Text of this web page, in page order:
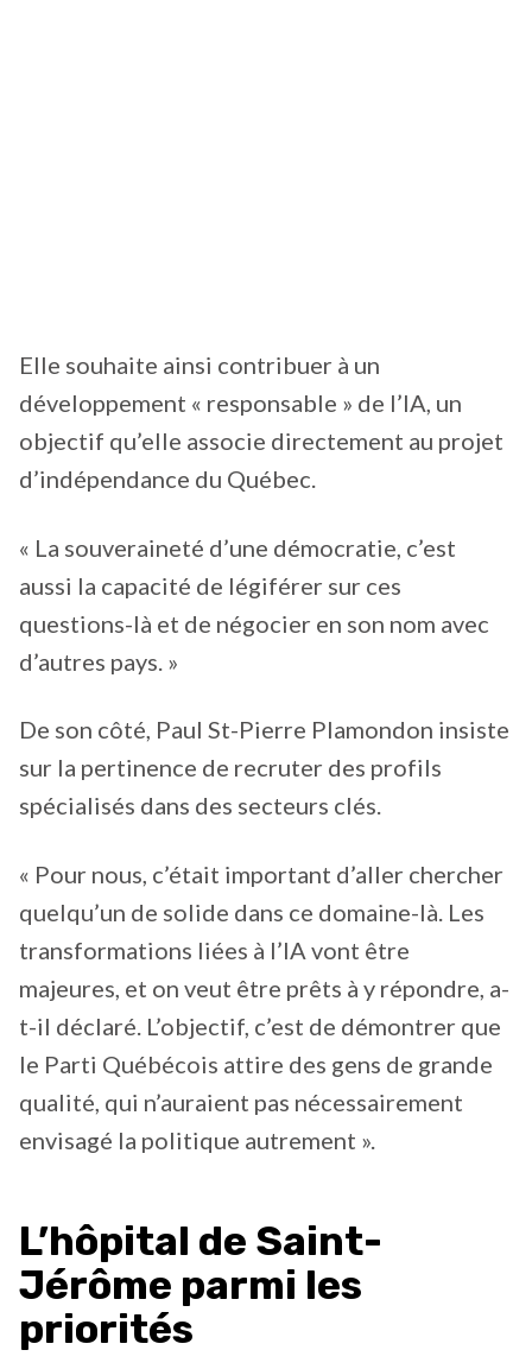
Elle souhaite ainsi contribuer à un
développement « responsable » de l’IA, un
objectif qu’elle associe directement au projet
d’indépendance du Québec.
« La souveraineté d’une démocratie, c’est
aussi la capacité de légiférer sur ces
questions-là et de négocier en son nom avec
d’autres pays. »
De son côté, Paul St-Pierre Plamondon insiste
sur la pertinence de recruter des profils
spécialisés dans des secteurs clés.
« Pour nous, c’était important d’aller chercher
quelqu’un de solide dans ce domaine-là. Les
transformations liées à l’IA vont être
majeures, et on veut être prêts à y répondre, a-
t-il déclaré. L’objectif, c’est de démontrer que
le Parti Québécois attire des gens de grande
qualité, qui n’auraient pas nécessairement
envisagé la politique autrement ».
L’hôpital de Saint-
Jérôme parmi les
priorités